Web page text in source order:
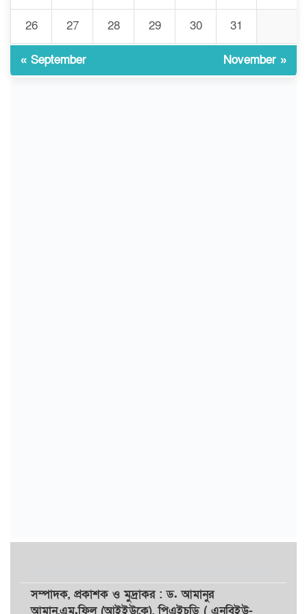
৯
বিশ্ববিদ্যালয় কি প্রস্তুত?
26 27 28 29 30 31
« September November »
সম্পাদক, প্রকাশকওমুদ্রাকর: ড. আমানুর